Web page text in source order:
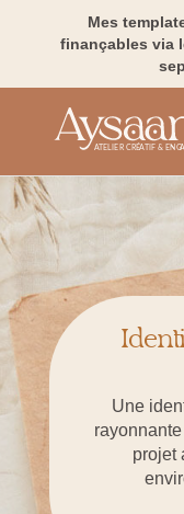
Mes
finançables via
Une
projet